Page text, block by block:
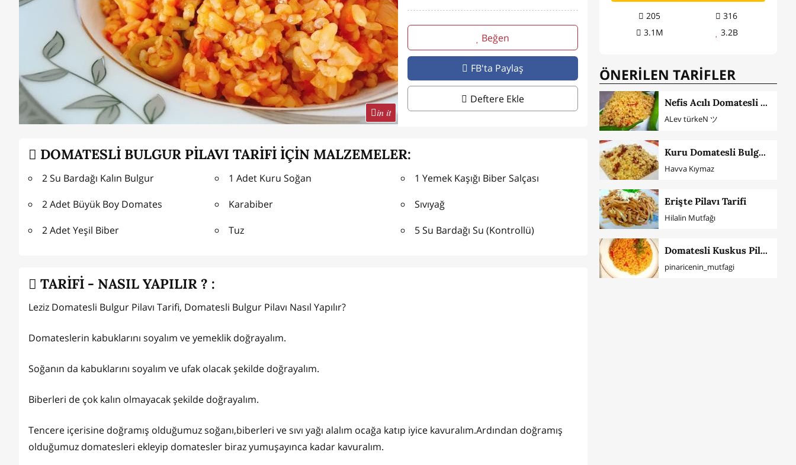
in it
Beğen
FB'ta Paylaş
Deftere Ekle
DOMATESLİ BULGUR PİLAVI TARİFİ İÇİN MALZEMELER:
2 Su Bardağı Kalın Bulgur
2 Adet Büyük Boy Domates
2 Adet Yeşil Biber
1 Adet Kuru Soğan
Karabiber
Tuz
1 Yemek Kaşığı Biber Salçası
Sıvıyağ
5 Su Bardağı Su (Kontrollü)
TARİFİ - NASIL YAPILIR ? :
Leziz Domatesli Bulgur Pilavı Tarifi, Domatesli Bulgur Pilavı Nasıl Yapılır?
Domateslerin kabuklarını soyalım ve yemeklik doğrayalım.
Soğanın da kabuklarını soyalım ve ufak olacak şekilde doğrayalım.
Biberleri de çok kalın olmayacak şekilde doğrayalım.
Tencere içerisine doğramış olduğumuz soğanı,biberleri ve sıvı yağı alalım ocağa katıp iyice kavuralım.Ardından doğramış
olduğumuz domatesleri ekleyip domatesler biraz yumuşayınca kadar kavuralım.
205
316
3.1M
3.2B
ÖNERİLEN TARİFLER
Nefis Acılı Domatesli Bulgur Pilavı (Tam Ölçü)
ALev türkeN ツ
Kuru Domatesli Bulgur Pilavı
Havva Kıymaz
Erişte Pilavı Tarifi
Hilalin Mutfağı
Domatesli Kuskus Pilavı
pinaricenin_mutfagi